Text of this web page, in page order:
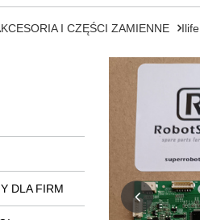
I CZĘŚCI ZAMIENNE Ilife
DLA FIRM